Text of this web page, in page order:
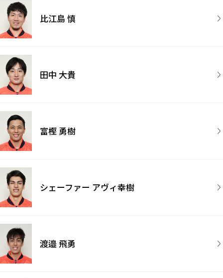
比江島 慎
田中 大貴
富樫 勇樹
シェーファー アヴィ幸樹
渡邉 飛勇